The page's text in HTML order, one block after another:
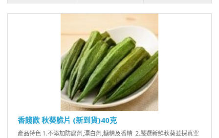
香餞歡 秋葵脆片 (新到貨)40克
產品特色 1.不添加防腐劑,漂白劑,糖精及香精 2.嚴選新鮮秋葵並採真空